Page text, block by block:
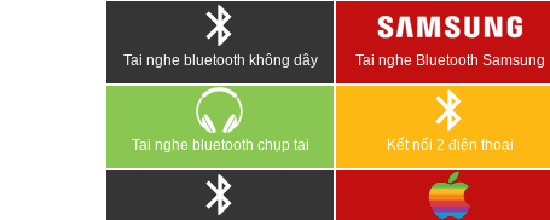
Tai nghe bluetooth không dây Tai nghe Bluetooth Samsung
Tai nghe bluetooth chụp tai Kết nối 2 điện thoại